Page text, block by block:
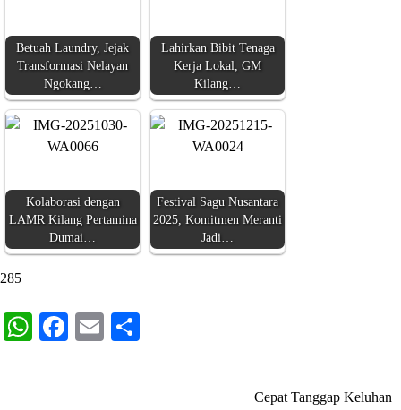
Betuah Laundry, Jejak
Transformasi Nelayan
Ngokang…
Lahirkan Bibit Tenaga
Kerja Lokal, GM
Kilang…
Kolaborasi dengan
LAMR Kilang Pertamina
Dumai…
Festival Sagu Nusantara
2025, Komitmen Meranti
Jadi…
285
WhatsApp
Facebook
Email
Cepat Tanggap Keluhan